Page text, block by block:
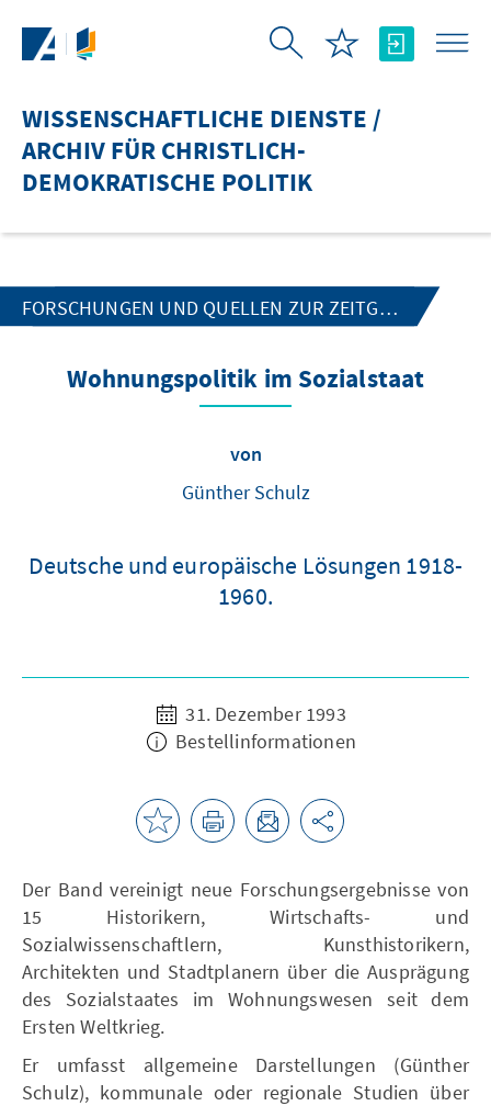
WISSENSCHAFTLICHE DIENSTE /
ARCHIV FÜR CHRISTLICH-
DEMOKRATISCHE POLITIK
FORSCHUNGEN UND QUELLEN ZUR ZEITGESCHICHTE
Wohnungspolitik im Sozialstaat
von
Günther Schulz
Deutsche und europäische Lösungen 1918-
1960.
31. Dezember 1993
Bestellinformationen
Der Band vereinigt neue Forschungsergebnisse von
15 Historikern, Wirtschafts- und
Sozialwissenschaftlern, Kunsthistorikern,
Architekten und Stadtplanern über die Ausprägung
des Sozialstaates im Wohnungswesen seit dem
Ersten Weltkrieg.
Er umfasst allgemeine Darstellungen (Günther
Schulz), kommunale oder regionale Studien über